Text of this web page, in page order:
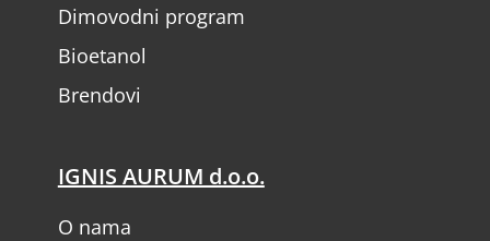
Dimovodni program
Bioetanol
Brendovi
IGNIS AURUM d.o.o.
O nama